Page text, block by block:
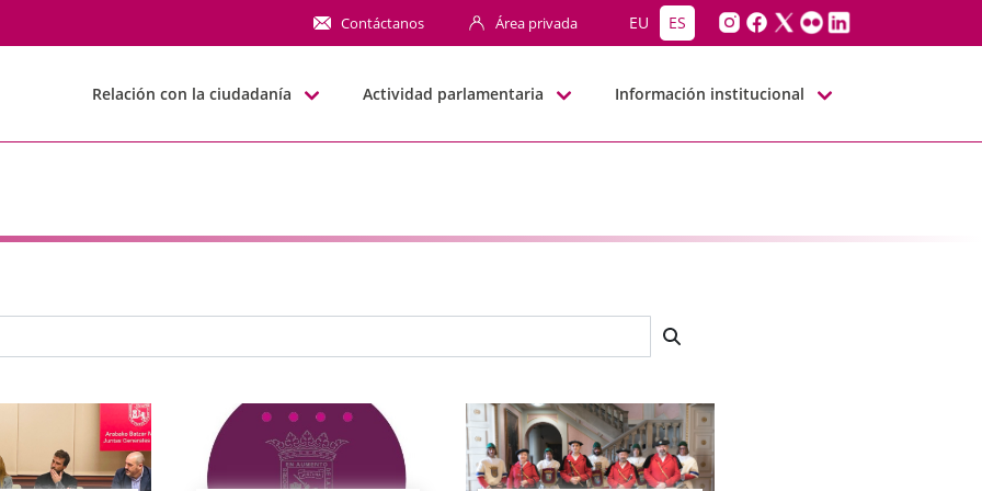
Contáctanos Área privada EU ES
Relación con la ciudadanía Actividad parlamentaria Información institucional
búsqueda